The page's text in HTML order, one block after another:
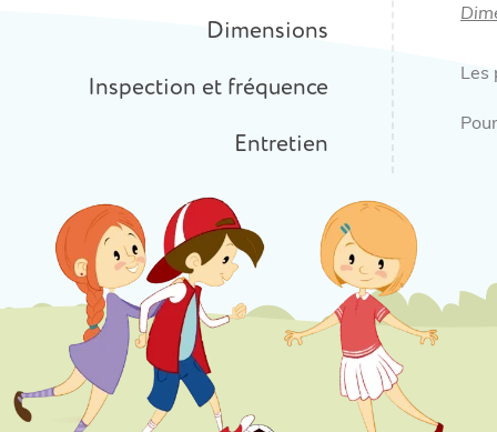
Dimensions
Inspection et fréquence
Entretien
Les